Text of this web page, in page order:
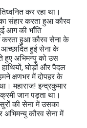
कर रहा था।
संहार करता हुआ कौरव
आग की भाँति
करता हुआ कौरव सेना के
आच्‍छादित हुई सेना के
हुए अभिमन्‍यु को उस
घोड़ों और पैदल
क्षणभर में दोपहर के
महाराज! इन्‍द्रकुमार
जान पड़ता था।
की सेना में उसका
अभिमन्‍यु कौरव सेना में